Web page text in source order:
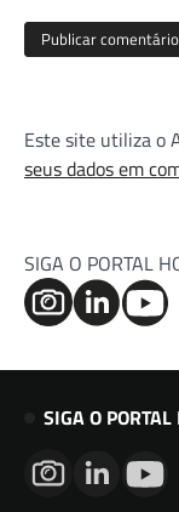
Este site utiliza o
seus dados em
SIGA O PORTAL
SIGA O